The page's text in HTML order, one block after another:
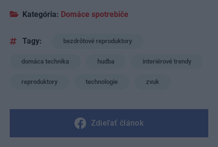
Kategória: Domáce spotrebiče
Tagy: bezdrôtové reproduktory
domáca technika hudba interiérové trendy
reproduktory technologie zvuk
Zdieľať článok